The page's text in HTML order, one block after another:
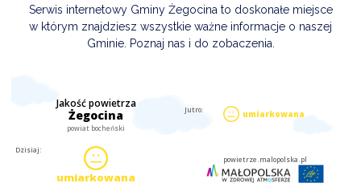
Serwis internetowy Gminy Żegocina to doskonałe miejsce
w którym znajdziesz wszystkie ważne informacje o naszej
Gminie. Poznaj nas i do zobaczenia.